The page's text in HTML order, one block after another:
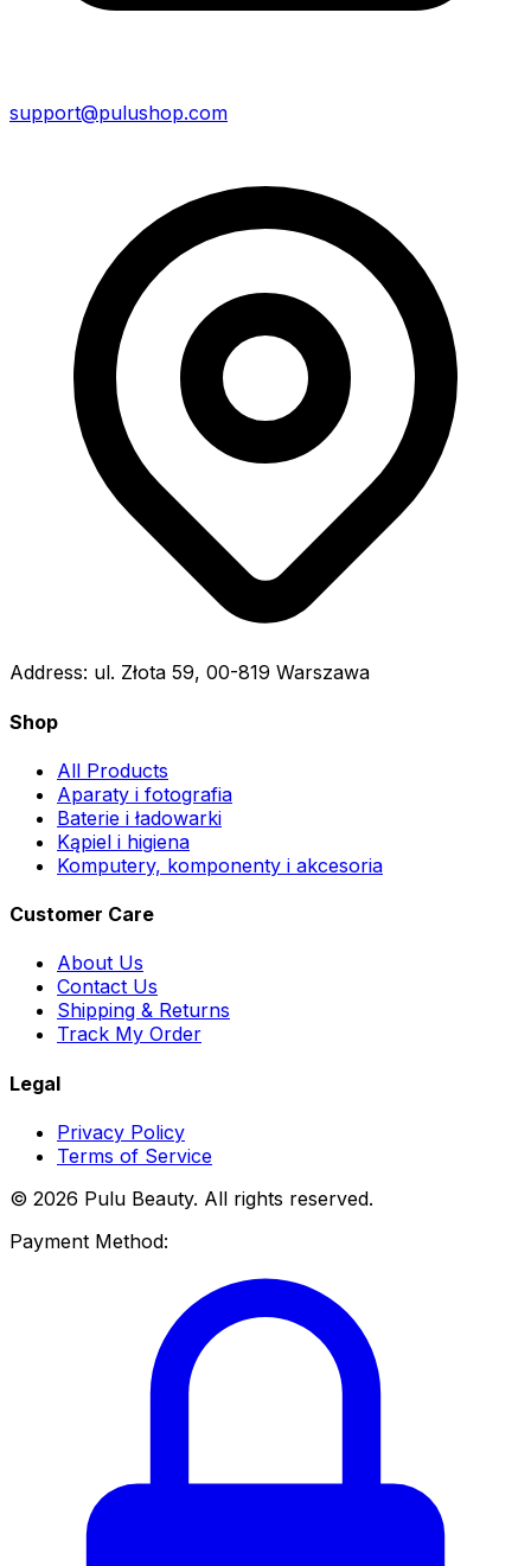
support@pulushop.com
Address: ul. Złota 59, 00-819 Warszawa
Shop
All Products
Aparaty i fotografia
Baterie i ładowarki
Kąpiel i higiena
Komputery, komponenty i akcesoria
Customer Care
About Us
Contact Us
Shipping & Returns
Track My Order
Legal
Privacy Policy
Terms of Service
© 2026 Pulu Beauty. All rights reserved.
Payment Method: